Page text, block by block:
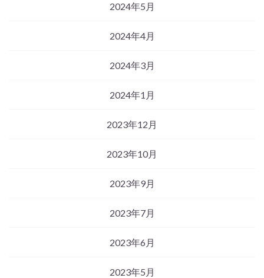
2024年5月
2024年4月
2024年3月
2024年1月
2023年12月
2023年10月
2023年9月
2023年7月
2023年6月
2023年5月